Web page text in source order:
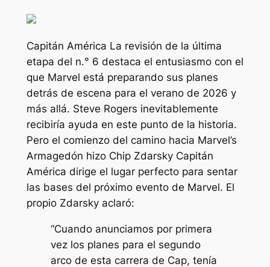
Capitán América La revisión de la última
etapa del n.° 6 destaca el entusiasmo con el
que Marvel está preparando sus planes
detrás de escena para el verano de 2026 y
más allá. Steve Rogers inevitablemente
recibiría ayuda en este punto de la historia.
Pero el comienzo del camino hacia Marvel’s
Armagedón hizo Chip Zdarsky Capitán
América dirige el lugar perfecto para sentar
las bases del próximo evento de Marvel. El
propio Zdarsky aclaró:
“Cuando anunciamos por primera
vez los planes para el segundo
arco de esta carrera de Cap, tenía